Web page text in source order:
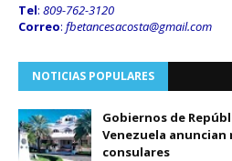
Tel: 809-762-3120
Correo: fbetancesacosta@gmail.com
NOTICIAS POPULARES
Gobiernos de
Venezuela
consulares